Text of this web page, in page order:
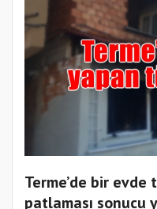
Terme’de bir evde
patlaması sonucu